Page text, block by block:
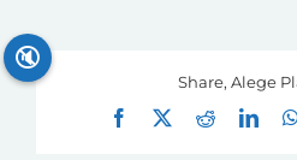
Share, Alege
Facebook
Reddit
🔇